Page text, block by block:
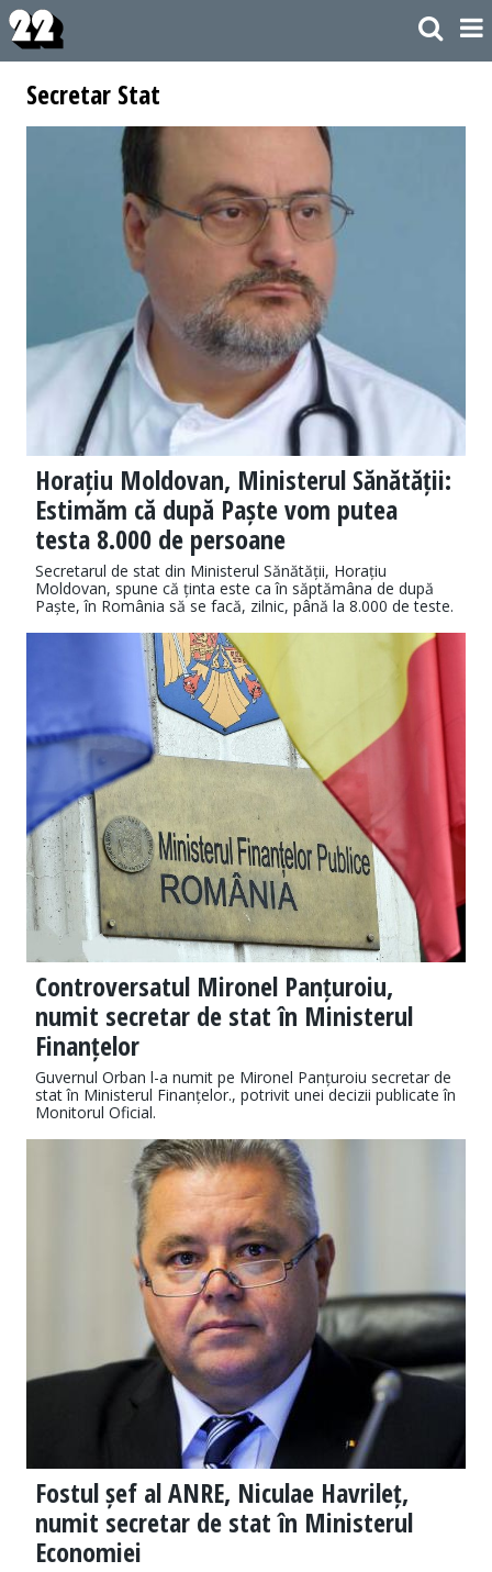
Secretar Stat
Horațiu Moldovan, Ministerul Sănătății:
Estimăm că după Paște vom putea
testa 8.000 de persoane
Secretarul de stat din Ministerul Sănătății, Horațiu
Moldovan, spune că ținta este ca în săptămâna de după
Paște, în România să se facă, zilnic, până la 8.000 de teste.
Controversatul Mironel Panțuroiu,
numit secretar de stat în Ministerul
Finanțelor
Guvernul Orban l-a numit pe Mironel Panțuroiu secretar de
stat în Ministerul Finanțelor., potrivit unei decizii publicate în
Monitorul Oficial.
Fostul șef al ANRE, Niculae Havrileț,
numit secretar de stat în Ministerul
Economiei